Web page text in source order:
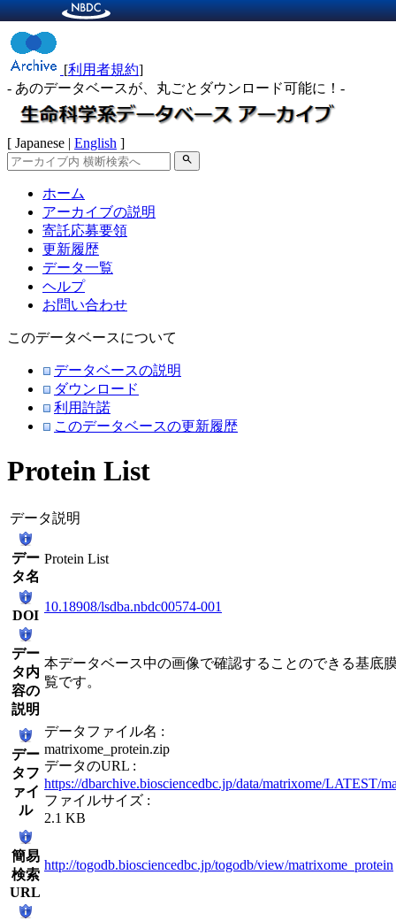
[利用者規約]
- あのデータベースが、丸ごとダウンロード可能に！-
[ Japanese | English ]
search
ホーム
アーカイブの説明
寄託応募要領
更新履歴
データ一覧
ヘルプ
お問い合わせ
このデータベースについて
データベースの説明
ダウンロード
利用許諾
このデータベースの更新履歴
Protein List
データ説明
デー
タ名
Protein List
DOI
10.18908/lsdba.nbdc00574-001
デー
タ内
容の
説明
本データベース中の画像で確認することのできる基底
覧です。
デー
タフ
ァイ
ル
データファイル名 :
matrixome_protein.zip
データのURL :
https://dbarchive.biosciencedbc.jp/data/matrixome/LATEST/
ファイルサイズ :
2.1 KB
簡易
検索
URL
http://togodb.biosciencedbc.jp/togodb/view/matrixome_protein